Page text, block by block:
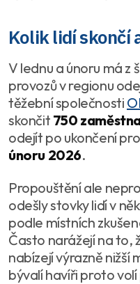
Kolik lidí skončí
V lednu a únoru má z
provozů v regionu
těžební společnosti
skončit 750
odejít po ukončení
únoru 2026.
Propouštění ale
odešly stovky lidí v
podle místních
Často narážejí na to,
nabízejí výrazně nižší
bývalí havíři proto